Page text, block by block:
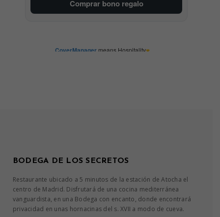
BODEGA DE LOS SECRETOS
Restaurante ubicado a 5 minutos de la estación de Atocha el
centro de Madrid. Disfrutará de una cocina mediterránea
vanguardista, en una Bodega con encanto, donde encontrará
privacidad en unas hornacinas del s. XVII a modo de cueva.